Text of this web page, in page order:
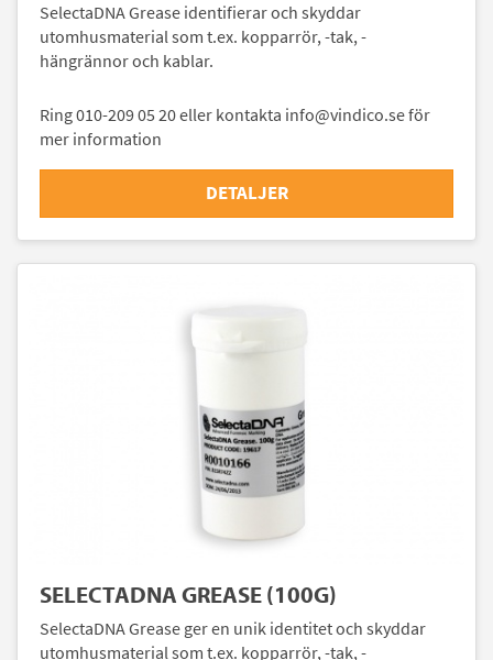
SelectaDNA Grease identifierar och skyddar
utomhusmaterial som t.ex. kopparrör, -tak, -
hängrännor och kablar.
Ring 010-209 05 20 eller kontakta info@vindico.se för
mer information
DETALJER
SELECTADNA GREASE (100G)
SelectaDNA Grease ger en unik identitet och skyddar
utomhusmaterial som t.ex. kopparrör, -tak, -